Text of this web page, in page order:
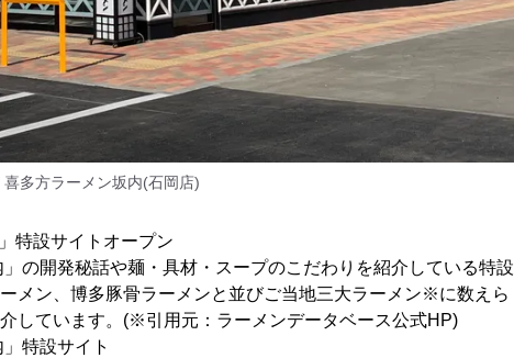
喜多方ラーメン坂内(石岡店)
特設サイトオープン
の開発秘話や麺・具材・スープのこだわりを紹介している特設
メン、博多豚骨ラーメンと並びご当地三大ラーメン※に数えら
しています。(※引用元：ラーメンデータベース公式HP)
特設サイト